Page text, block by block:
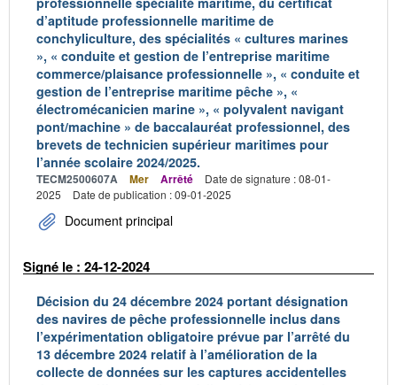
d’aptitude professionnelle maritime de
conchyliculture, des spécialités « cultures marines
», « conduite et gestion de l’entreprise maritime
commerce/plaisance professionnelle », « conduite et
gestion de l’entreprise maritime pêche », «
électromécanicien marine », « polyvalent navigant
pont/machine » de baccalauréat professionnel, des
brevets de technicien supérieur maritimes pour
l’année scolaire 2024/2025.
TECM2500607A Mer Arrêté
Date de signature : 08-01-
2025
Date de publication : 09-01-2025
Document principal
Signé le : 24-12-2024
Décision du 24 décembre 2024 portant désignation
des navires de pêche professionnelle inclus dans
l’expérimentation obligatoire prévue par l’arrêté du
13 décembre 2024 relatif à l’amélioration de la
collecte de données sur les captures accidentelles